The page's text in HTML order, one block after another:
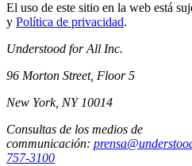
El uso de este sitio en la web está
y Política de privacidad.
Understood for All Inc.
96 Morton Street, Floor 5
New York, NY 10014
Consultas de los medios de
communicación:
757-3100